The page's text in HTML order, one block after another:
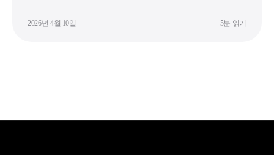
2026년 4월 10일 5분 읽기